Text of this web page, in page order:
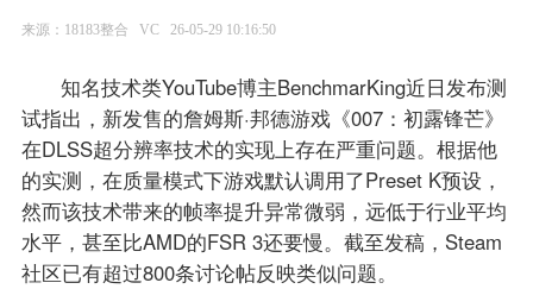
来源：18183整合 VC 26-05-29 10:16:50
知名技术类YouTube博主BenchmarKing近日发布测
试指出，新发售的詹姆斯·邦德游戏《007：初露锋芒》
在DLSS超分辨率技术的实现上存在严重问题。根据他
的实测，在质量模式下游戏默认调用了Preset K预设，
然而该技术带来的帧率提升异常微弱，远低于行业平均
水平，甚至比AMD的FSR 3还要慢。截至发稿，Steam
社区已有超过800条讨论帖反映类似问题。